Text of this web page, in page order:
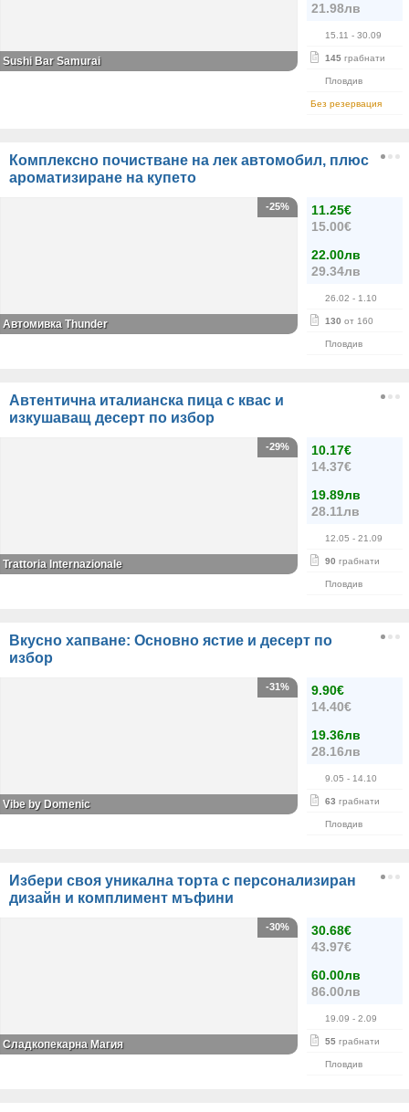
21.98лв
15.11 - 30.09
145 грабнати
Пловдив
Без резервация
Sushi Bar Samurai
Комплексно почистване на лек автомобил, плюс
ароматизиране на купето
11.25€
15.00€
22.00лв
29.34лв
26.02 - 1.10
130 от 160
Пловдив
-25%
Автомивка Thunder
Автентична италианска пица с квас и
изкушаващ десерт по избор
10.17€
14.37€
19.89лв
28.11лв
12.05 - 21.09
90 грабнати
Пловдив
-29%
Trattoria Internazionale
Вкусно хапване: Основно ястие и десерт по
избор
9.90€
14.40€
19.36лв
28.16лв
9.05 - 14.10
63 грабнати
Пловдив
-31%
Vibe by Domenic
Избери своя уникална торта с персонализиран
дизайн и комплимент мъфини
30.68€
43.97€
60.00лв
86.00лв
19.09 - 2.09
55 грабнати
Пловдив
-30%
Сладкопекарна Магия